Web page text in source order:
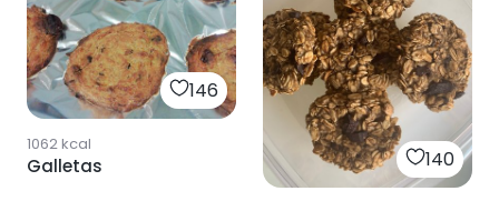
146
1062kcal
Galletas 140